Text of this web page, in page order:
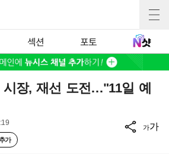
섹션 포토
시장, 재선 도전…"11일 예
가
가가